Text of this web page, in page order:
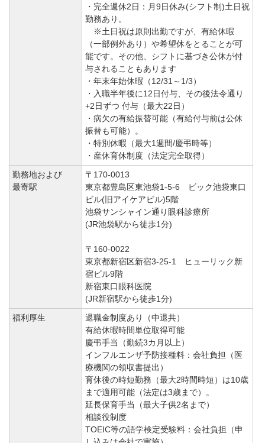
・完全週休2日：月9日休み(シフト制)土日祝
勤務あり。
※土日祝は原則出勤ですが、有給休暇
（一部例外あり）や希望休をとることが可
能です。その他、シフトに基づき公休が付
与されることもあります
・年末年始休暇（12/31～1/3）
・入職半年後に12日付与、その後法令通り
+2日ずつ 付与（最大22日）
・病欠の有給振替可能（有給付与前は公休
振替も可能）。
・特別休暇（最大1週間/慶弔時等）
・産休育休制度（法定完全取得）
勤務地および
最寄駅
〒170-0013
東京都豊島区東池袋1-5-6 ビック池袋東口
ビル(旧アイケアビル)5階
池袋サンシャイン通り眼科診療所
(JR池袋駅から徒歩1分)
〒160-0022
東京都新宿区新宿3-25-1 ヒューリック新
宿ビル9階
新宿東口眼科医院
(JR新宿駅から徒歩1分)
福利厚生
退職金制度あり（中退共）
有給休暇時間単位取得可能
慶弔手当（勤続3カ月以上）
インフルエンザ予防接種料：会社負担（医
療機関の領収書提出）
育休後の時短勤務（最大2時間時短）は10歳
まで適用可能（法定は3歳まで）。
延長保育手当（最大子供2名まで）
相談役制度
TOEIC等の語学検定受験料：会社負担（申